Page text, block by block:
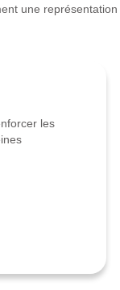
une représentation
les